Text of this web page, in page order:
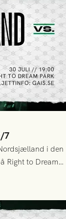
7
i den
Right to Dream
ut följande